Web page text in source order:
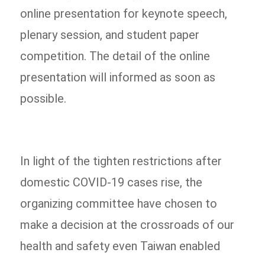
online presentation for keynote speech,
plenary session, and student paper
competition. The detail of the online
presentation will informed as soon as
possible.
In light of the tighten restrictions after
domestic COVID-19 cases rise, the
organizing committee have chosen to
make a decision at the crossroads of our
health and safety even Taiwan enabled